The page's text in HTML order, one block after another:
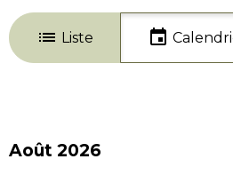
Liste
Août 2026